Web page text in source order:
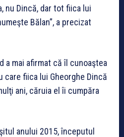
nu Dincă, dar tot fiica lui
Bălan”, a precizat
a mai afirmat că îl cunoaştea
fiica lui Gheorghe Dincă
ani, căruia el îi cumpăra
anului 2015, începutul